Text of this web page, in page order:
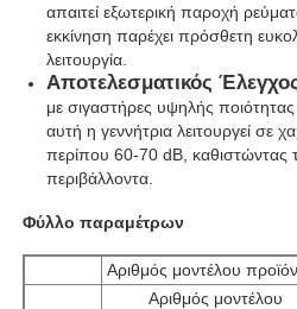
Υποθέσεις
σιωπηλό σύνολο
σύνολο γεννήτριας βενζίνης
απαιτεί εξωτερική παροχή
εκκίνηση παρέχει πρόσθετη
λειτουργία.
Αποτελεσματικός
με σιγαστήρες υψηλής
αυτή η γεννήτρια λειτουργεί σε
περίπου 60-70 dB, καθιστώντας
περιβάλλοντα.
Φύλλο παραμέτρων
Αριθμός μοντέλου
Αριθμός μοντέλου